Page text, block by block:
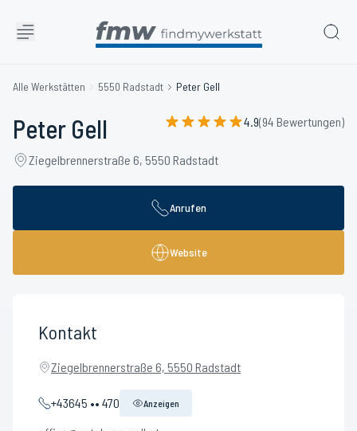
Alle Werkstätten 5550 Radstadt Peter Gell
Peter Gell 4.9(94 Bewertungen)
Ziegelbrennerstraße 6, 5550 Radstadt
Anrufen
Website
Kontakt
Ziegelbrennerstraße 6, 5550 Radstadt
+43645 •• 470 Anzeigen